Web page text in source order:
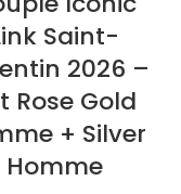
Saint-
2026 –
Rose Gold
+ Silver
Homme